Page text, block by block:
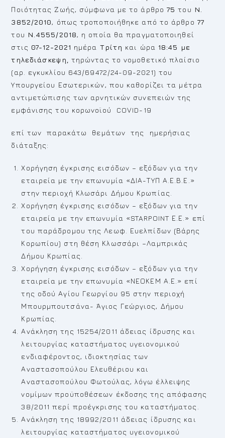
Ποιότητας Ζωής, σύμφωνα με το άρθρο75του Ν.
3852/2010, όπως τροποποιήθηκε από το άρθρο 77
του Ν.4555/2018, η οποία θα πραγματοποιηθεί
στις 07-12-2021 ημέρα Τρίτη και ώρα 18:45 με
τηλεδιάσκεψη,
τηρώντας το νομοθετικό πλαίσιο
(αρ. εγκυκλίου 643/69472/24-09-2021) του
Υπουργείου Εσωτερικών, που καθορίζει τα μέτρα
αντιμετώπισης των αρνητικών συνεπειών της
εμφάνισης του κορωνοϊού COVID-19
επί των παρακάτω θεμάτων της ημερήσιας
διάταξης:
Χορήγηση έγκρισης εισόδων – εξόδων για την
εταιρεία με την επωνυμία «ΔΙΑ-ΤΥΠ Α.Ε.Β.Ε.»
στην περιοχή Κλωσάρι Δήμου Κρωπίας.
Χορήγηση έγκρισης εισόδων – εξόδων για την
εταιρεία με την επωνυμία «STARPOINT Ε.Ε.» επί
του παράδρομου της Λεωφ. Ευελπίδων (Βάρης
Κορωπίου) στη θέση Κλωσσάρι –Λαμπρικάς
Δήμου Κρωπίας.
Χορήγηση έγκρισης εισόδων – εξόδων για την
εταιρεία με την επωνυμία «ΝΕΟΚΕΜ Α.Ε.» επί
της οδού Αγίου Γεωργίου 95 στην περιοχή
Μπουρμπουτσάνα- Άγιος Γεώργιος, Δήμου
Κρωπίας.
Ανάκληση της 15254/2011 άδειας ίδρυσης και
λειτουργίας καταστήματος υγειονομικού
ενδιαφέροντος, ιδιοκτησίας των
Αναστασοπούλου Ελευθέριου και
Αναστασοπούλου Φωτούλας, λόγω έλλειψης
νομίμων προϋποθέσεων έκδοσης της απόφασης
38/2011 περί προέγκρισης του καταστήματος.
Ανάκληση της 18992/2011 άδειας ίδρυσης και
λειτουργίας καταστήματος υγειονομικού